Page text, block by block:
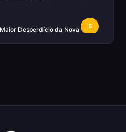
Desperdício da Nova
5